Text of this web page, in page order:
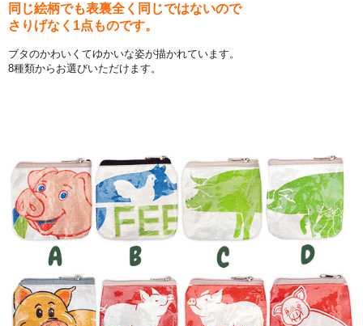
同じ絵柄でも表裏全く同じではないので
さりげなく1点ものです。
ブタのかわいくてゆかいな姿が描かれています。
8種類からお選びいただけます。